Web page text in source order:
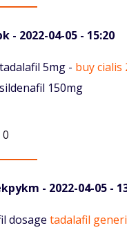
- 2022-04-05 - 15:20
5mg - buy cialis
150mg
0
- 2022-04-05 -
dosage tadalafil